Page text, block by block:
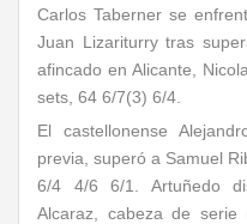
Carlos Taberner se
Juan Lizariturry tras
afincado en Alicante,
sets, 64 6/7(3) 6/4.
El castellonense
previa, superó a Samuel
6/4 4/6 6/1. Artuñedo
Alcaraz, cabeza de